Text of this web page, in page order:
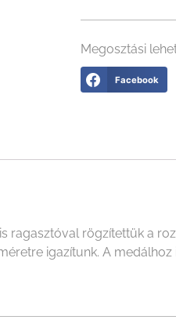
Megosztási
Facebook
rögzítettük a
igazítunk. A